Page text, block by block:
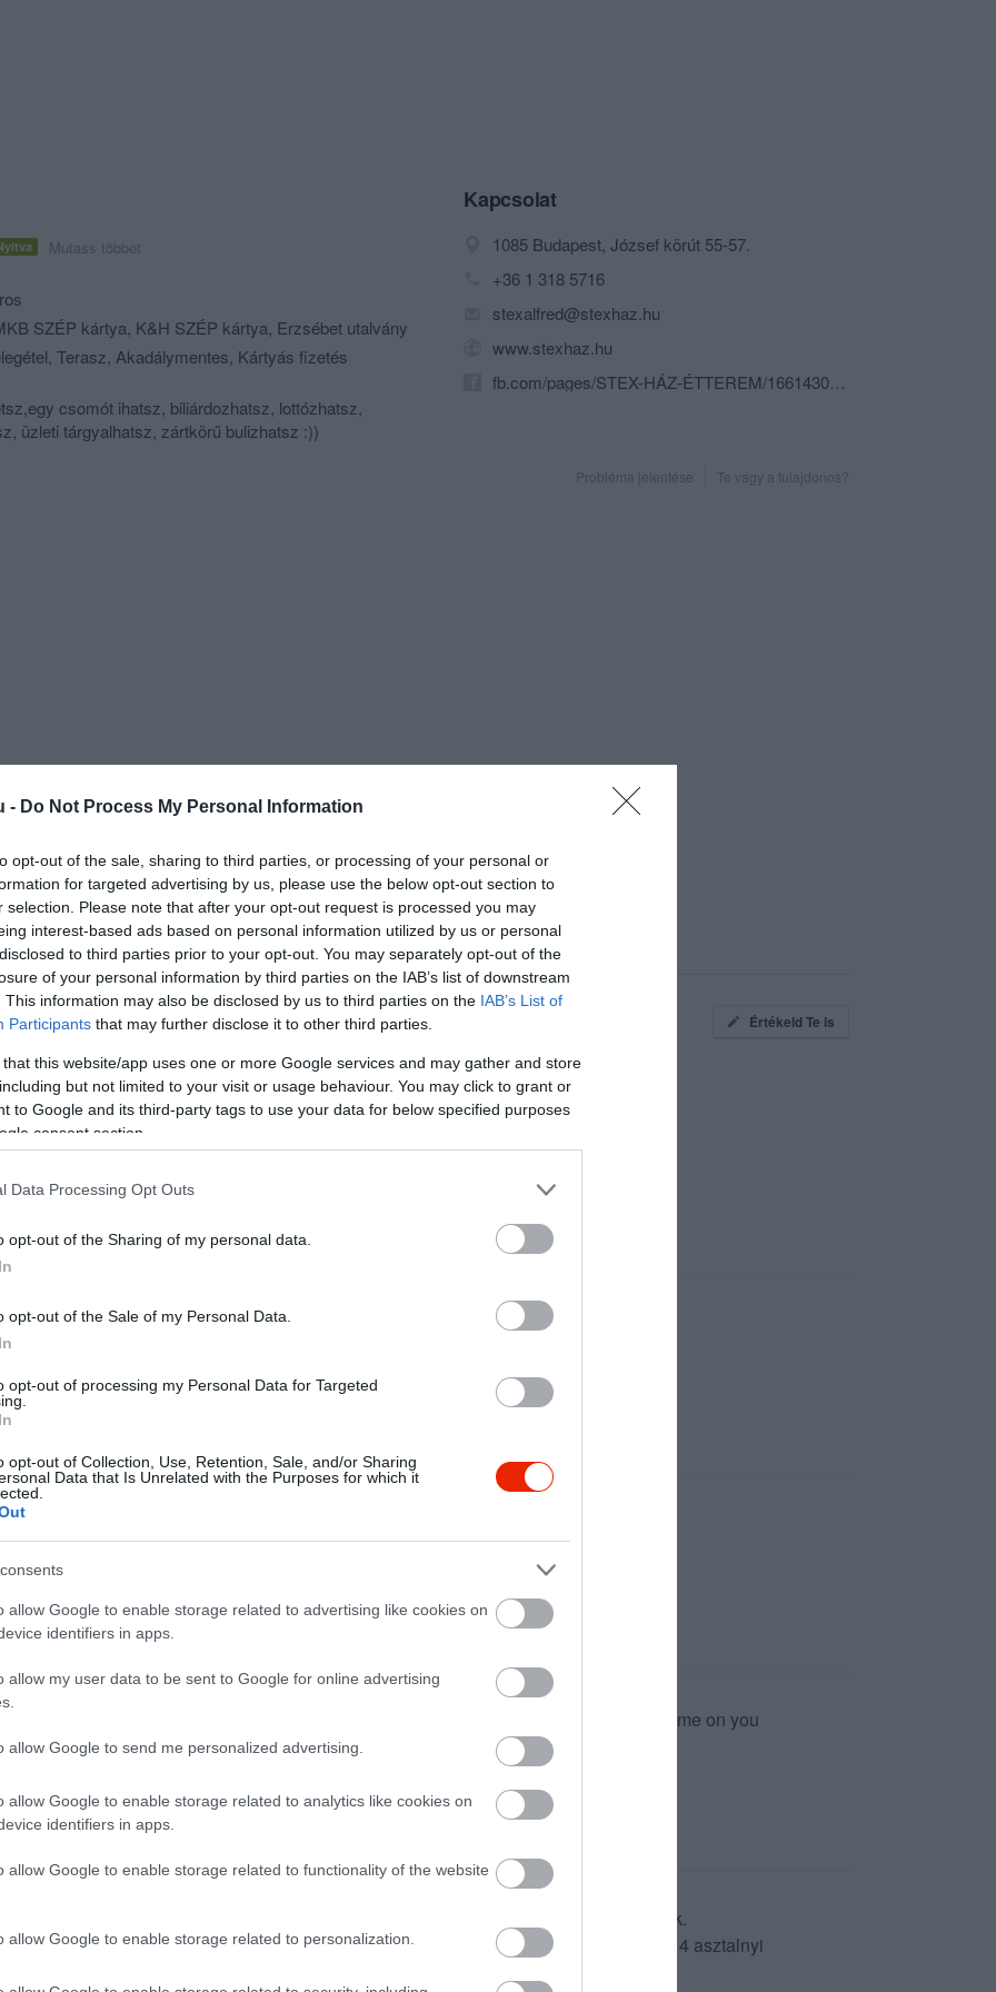
- Do Not Process My Personal Information
opt-out of the sale, sharing to third parties, or processing of your personal or
for targeted advertising by us, please use the below opt-out section to
selection. Please note that after your opt-out request is processed you may
interest-based ads based on personal information utilized by us or personal
to third parties prior to your opt-out. You may separately opt-out of the
of your personal information by third parties on the IAB’s list of downstream
This information may also be disclosed by us to third parties on the IAB’s List of
Participants that may further disclose it to other third parties.
that this website/app uses one or more Google services and may gather and store
but not limited to your visit or usage behaviour. You may click to grant or
to Google and its third-party tags to use your data for below specified purposes
consent section.
Data Processing Opt Outs
opt-out of the Sharing of my personal data.
opt-out of the Sale of my Personal Data.
opt-out of processing my Personal Data for Targeted
opt-out of Collection, Use, Retention, Sale, and/or Sharing
Data that Is Unrelated with the Purposes for which it
allow Google to enable storage related to advertising like cookies on
identifiers in apps.
allow my user data to be sent to Google for online advertising
allow Google to send me personalized advertising.
allow Google to enable storage related to analytics like cookies on
identifiers in apps.
allow Google to enable storage related to functionality of the website
allow Google to enable storage related to personalization.
Mutass többet
SZÉP kártya, K&H SZÉP kártya, Erzsébet utalvány
Terasz, Akadálymentes, Kártyás fizetés
csomót ihatsz, biliárdozhatsz, lottózhatsz,
üzleti tárgyalhatsz, zártkörű bulizhatsz :))
Kapcsolat
1085 Budapest, József körút 55-57.
+36 1 318 5716
stexalfred@stexhaz.hu
www.stexhaz.hu
fb.com/pages/STEX-HÁZ-ÉTTEREM/166143023455363
Probléma jelentése Te vagy a tulajdonos?
Értékeld Te is
ajánlom csak ennyi a tapasztalattal önmagáért beszél.
a sírjában, ha ezt látná
not friendly to foreigners. A blight on an otherwise wonderful and welcoming city. Shame on you
Budapest!
itt ebédeltünk, mivel én jó 10 éve nem voltam ott, gondoltuk beugrunk, hát rosszul tettük.
mint egy kabaré. Fontos megjegyezni, hogy korán volt és 4-5 pincér jutott a kemény 4 asztalnyi